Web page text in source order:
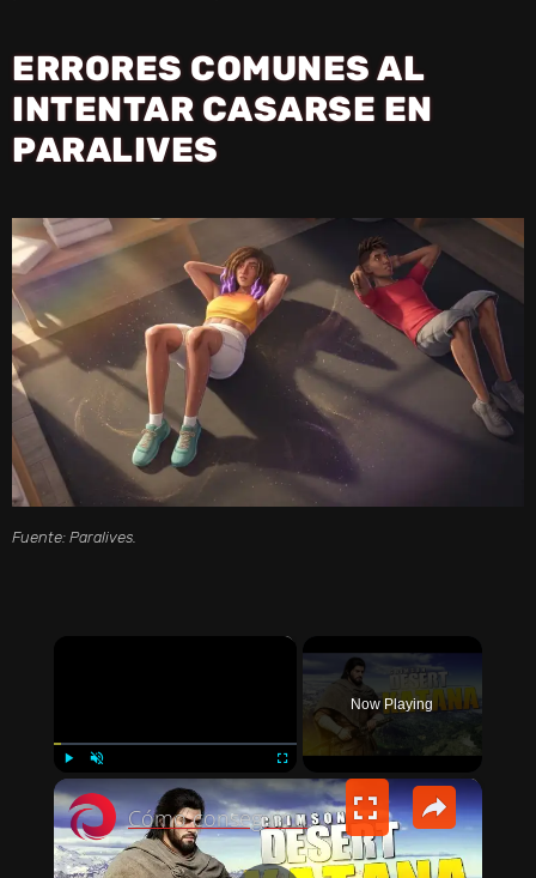
ERRORES COMUNES AL
INTENTAR CASARSE EN
PARALIVES
Fuente: Paralives.
×
FULLSCREEN
Now Playing
×
Cómo conseguir una KATANA en Crimson Desert | Espada Hwando